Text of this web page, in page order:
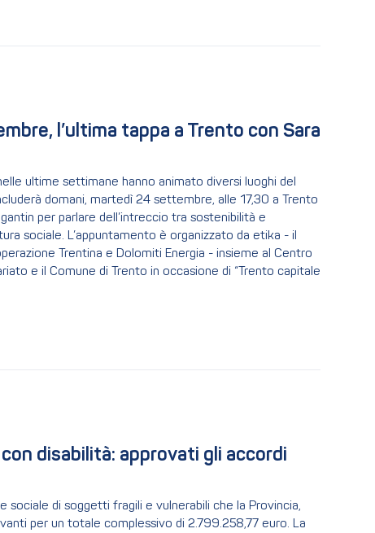
l’ultima tappa a Trento con Sara
ultime settimane hanno animato diversi luoghi del
domani, martedì 24 settembre, alle 17,30 a Trento
per parlare dell’intreccio tra sostenibilità e
sociale. L’appuntamento è organizzato da etika - il
Trentina e Dolomiti Energia - insieme al Centro
e il Comune di Trento in occasione di “Trento capitale
disabilità: approvati gli accordi
di soggetti fragili e vulnerabili che la Provincia,
per un totale complessivo di 2.799.258,77 euro. La